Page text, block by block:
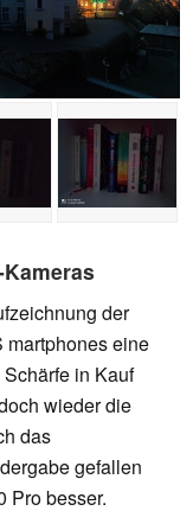
der
martphones eine
in Kauf
wieder die
das
gefallen
Pro besser.